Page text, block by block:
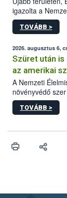
igazolta a
kőrisrontó
kártevőt nem
az intenzív
hatósággal is
TOVÁBB >
2026. augusztus 6,
Szüret után
az amerikai
A Nemzeti
növényvédő
engedélyokiratát
egészen a
érésű szőlőkben
felhasználók
TOVÁBB >